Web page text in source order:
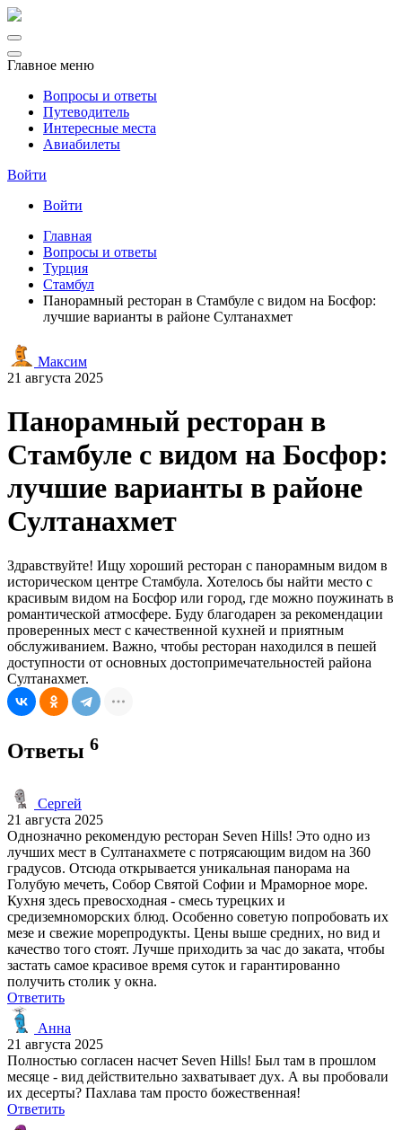
Главное меню
Вопросы и ответы
Путеводитель
Интересные места
Авиабилеты
Войти
Войти
Главная
Вопросы и ответы
Турция
Стамбул
Панорамный ресторан в Стамбуле с видом на Босфор:
лучшие варианты в районе Султанахмет
Максим
21 августа 2025
Панорамный ресторан в
Стамбуле с видом на Босфор:
лучшие варианты в районе
Султанахмет
Здравствуйте! Ищу хороший ресторан с панорамным видом в
историческом центре Стамбула. Хотелось бы найти место с
красивым видом на Босфор или город, где можно поужинать в
романтической атмосфере. Буду благодарен за рекомендации
проверенных мест с качественной кухней и приятным
обслуживанием. Важно, чтобы ресторан находился в пешей
доступности от основных достопримечательностей района
Султанахмет.
Ответы 6
Сергей
21 августа 2025
Однозначно рекомендую ресторан Seven Hills! Это одно из
лучших мест в Султанахмете с потрясающим видом на 360
градусов. Отсюда открывается уникальная панорама на
Голубую мечеть, Собор Святой Софии и Мраморное море.
Кухня здесь превосходная - смесь турецких и
средиземноморских блюд. Особенно советую попробовать их
мезе и свежие морепродукты. Цены выше средних, но вид и
качество того стоят. Лучше приходить за час до заката, чтобы
застать самое красивое время суток и гарантированно
получить столик у окна.
Ответить
Анна
21 августа 2025
Полностью согласен насчет Seven Hills! Был там в прошлом
месяце - вид действительно захватывает дух. А вы пробовали
их десерты? Пахлава там просто божественная!
Ответить